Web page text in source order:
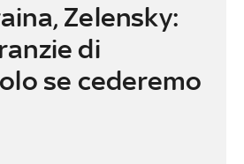
Zelensky:
di
se cederemo